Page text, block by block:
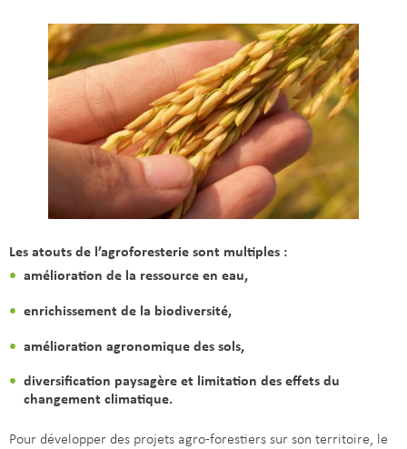
Les atouts de l’agroforesterie sont multiples :
amélioration de la ressource en eau,
enrichissement de la biodiversité,
amélioration agronomique des sols,
diversification paysagère et limitation des effets du
changement climatique.
Pour développer des projets agro-forestiers sur son territoire, le